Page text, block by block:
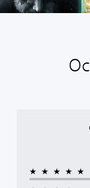
★★★★★